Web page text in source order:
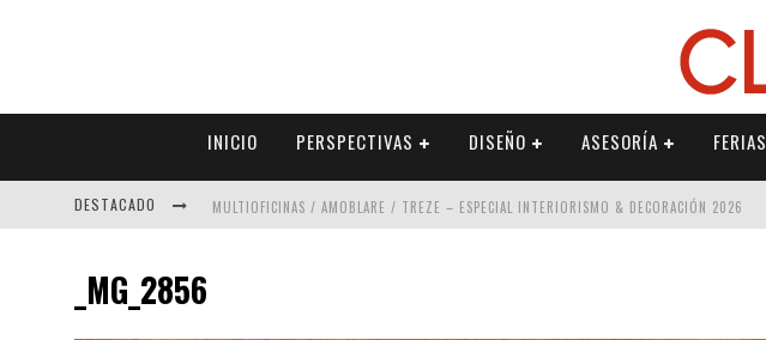
INICIO PERSPECTIVAS DISEÑO ASESORÍA FERIAS
DESTACADO MULTIOFICINAS / AMOBLARE / TREZE – ESPECIAL INTERIORISMO & DECORACIÓN 2026
_MG_2856